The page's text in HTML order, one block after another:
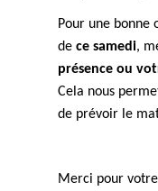
Pour une
de ce samedi,
présence ou
Cela nous
de prévoir le
Merci pour